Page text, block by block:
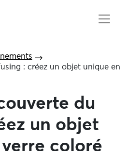
: créez un objet unique en
du
un objet
coloré